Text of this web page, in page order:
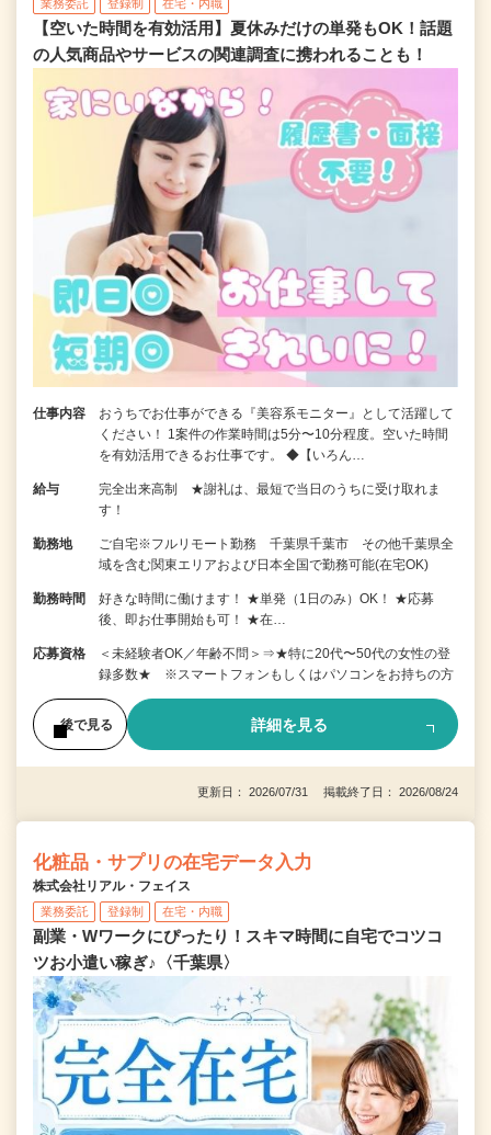
業務委託 登録制 在宅・内職
【空いた時間を有効活用】夏休みだけの単発もOK！話題
の人気商品やサービスの関連調査に携われることも！
仕事内容
おうちでお仕事ができる『美容系モニター』として活躍して
ください！ 1案件の作業時間は5分〜10分程度。空いた時間
を有効活用できるお仕事です。 ◆【いろん…
給与
完全出来高制 ★謝礼は、最短で当日のうちに受け取れま
す！
勤務地
ご自宅※フルリモート勤務 千葉県千葉市 その他千葉県全
域を含む関東エリアおよび日本全国で勤務可能(在宅OK)
勤務時間
好きな時間に働けます！ ★単発（1日のみ）OK！ ★応募
後、即お仕事開始も可！ ★在…
応募資格
＜未経験者OK／年齢不問＞⇒★特に20代〜50代の女性の登
録多数★ ※スマートフォンもしくはパソコンをお持ちの方
後で見る 詳細を見る
更新日： 2026/07/31 掲載終了日： 2026/08/24
化粧品・サプリの在宅データ入力
株式会社リアル・フェイス
業務委託 登録制 在宅・内職
副業・Wワークにぴったり！スキマ時間に自宅でコツコ
ツお小遣い稼ぎ♪〈千葉県〉